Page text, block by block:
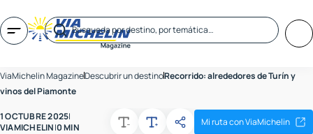
ViaMichelin MagazineDescubrir un destinoRecorrido: alrededores de Turín y
vinos del Piamonte
1 OCTUBRE 2025|
VIAMICHELIN|0 MIN Mi ruta con ViaMichelin